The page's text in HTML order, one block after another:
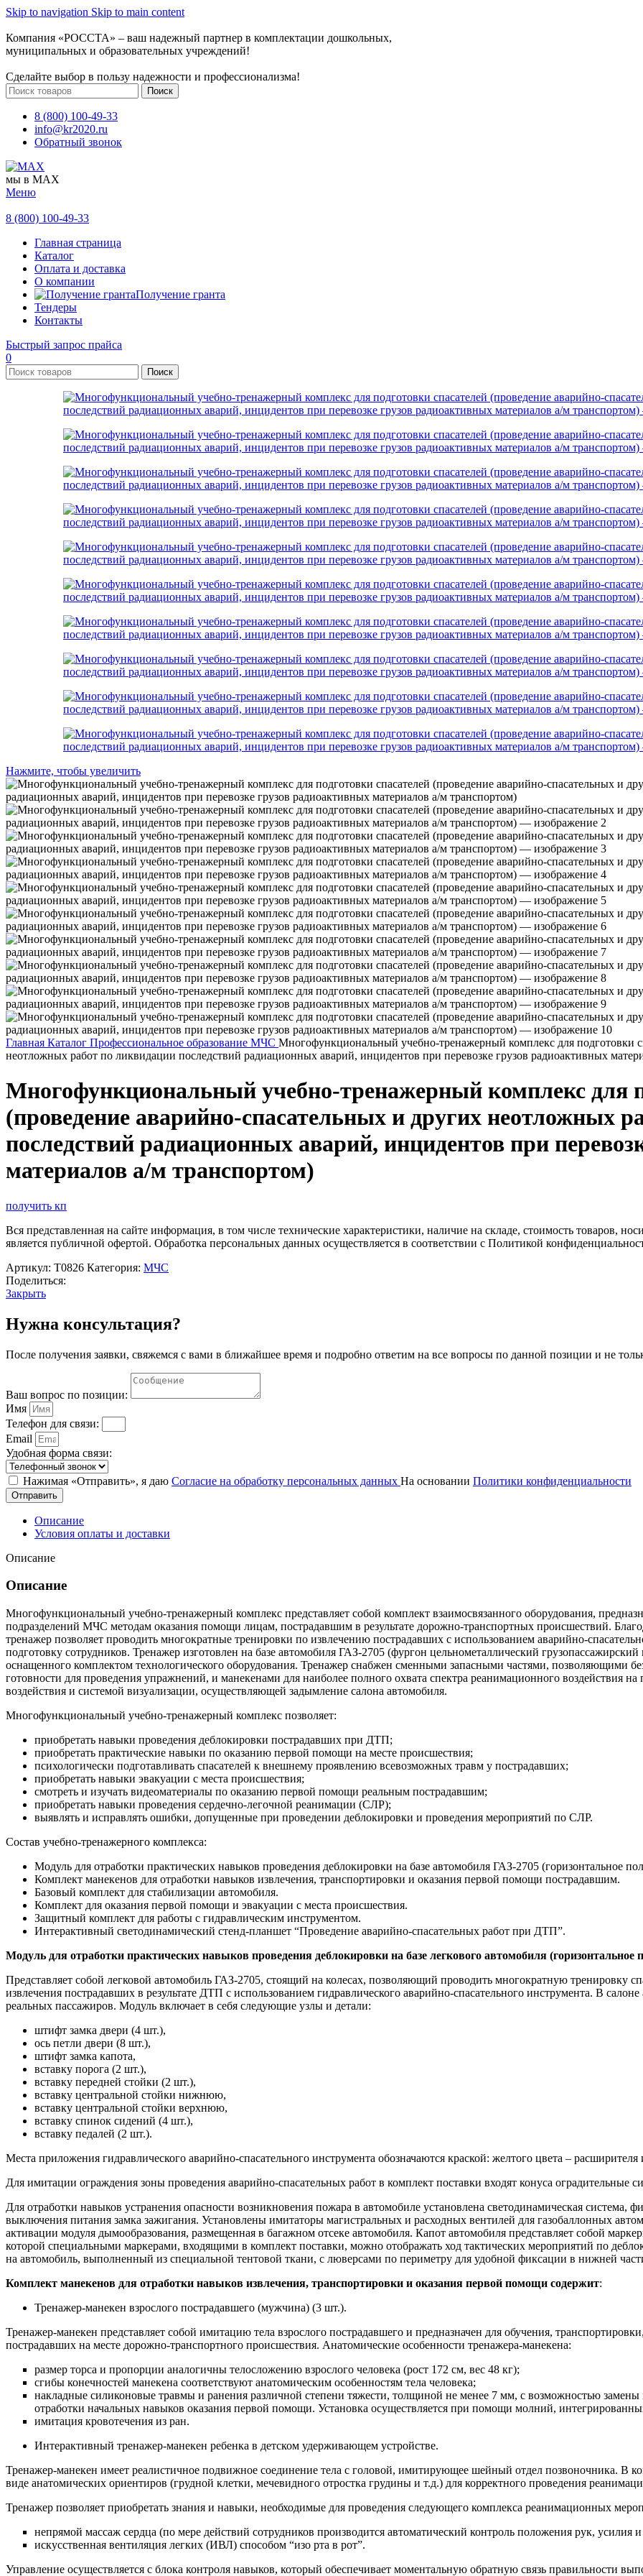
Skip to navigation Skip to main content
Компания «РОССТА» – ваш надежный партнер в комплектации дошкольных,
муниципальных и образовательных учреждений!
Сделайте выбор в пользу надежности и профессионализма!
Поиск
8 (800) 100-49-33
info@kr2020.ru
Обратный звонок
мы в MAX
Меню
8 (800) 100-49-33
Главная страница
Каталог
Оплата и доставка
О компании
Получение гранта
Тендеры
Контакты
Быстрый запрос прайса
0
Поиск
Нажмите, чтобы увеличить
Главная Каталог Профессиональное образование МЧС Многофункциональный учебно-тренажерный комплекс для подготовки
неотложных работ по ликвидации последствий радиационных аварий, инцидентов при перевозке грузов радиоактивных
Многофункциональный учебно-тренажерный комплекс для
(проведение аварийно-спасательных и других неотложных
последствий радиационных аварий, инцидентов при
материалов а/м транспортом)
получить кп
Вся представленная на сайте информация, в том числе технические характеристики, наличие на складе, стоимость товаров,
является публичной офертой. Обработка персональных данных осуществляется в соответствии с Политикой
Артикул: Т0826 Категория: МЧС
Поделиться:
Закрыть
Нужна консультация?
После получения заявки, свяжемся с вами в ближайшее время и подробно ответим на все вопросы по данной позиции и не
Ваш вопрос по позиции:
Имя
Телефон для связи:
Email
Удобная форма связи:
Нажимая «Отправить», я даю Согласие на обработку персональных данных На основании Политики конфиденциальности
Отправить
Описание
Условия оплаты и доставки
Описание
Описание
Многофункциональный учебно-тренажерный комплекс представляет собой комплект взаимосвязанного оборудования,
подразделений МЧС методам оказания помощи лицам, пострадавшим в результате дорожно-транспортных происшествий.
тренажер позволяет проводить многократные тренировки по извлечению пострадавших с использованием аварийно-
подготовку сотрудников. Тренажер изготовлен на базе автомобиля ГАЗ-2705 (фургон цельнометаллический
оснащенного комплектом технологического оборудования. Тренажер снабжен сменными запасными частями, позволяющими
готовности для проведения упражнений, и манекенами для наиболее полного охвата спектра реанимационного воздействия
воздействия и системой визуализации, осуществляющей задымление салона автомобиля.
Многофункциональный учебно-тренажерный комплекс позволяет:
приобретать навыки проведения деблокировки пострадавших при ДТП;
приобретать практические навыки по оказанию первой помощи на месте происшествия;
психологически подготавливать спасателей к внешнему проявлению всевозможных травм у пострадавших;
приобретать навыки эвакуации с места происшествия;
смотреть и изучать видеоматериалы по оказанию первой помощи реальным пострадавшим;
приобретать навыки проведения сердечно-легочной реанимации (СЛР);
выявлять и исправлять ошибки, допущенные при проведении деблокировки и проведения мероприятий по СЛР.
Состав учебно-тренажерного комплекса:
Модуль для отработки практических навыков проведения деблокировки на базе автомобиля ГАЗ-2705 (горизонтальное
Комплект манекенов для отработки навыков извлечения, транспортировки и оказания первой помощи пострадавшим.
Базовый комплект для стабилизации автомобиля.
Комплект для оказания первой помощи и эвакуации с места происшествия.
Защитный комплект для работы с гидравлическим инструментом.
Интерактивный светодинамический стенд-планшет “Проведение аварийно-спасательных работ при ДТП”.
Модуль для отработки практических навыков проведения деблокировки на базе легкового автомобиля (горизонтальное
Представляет собой легковой автомобиль ГАЗ-2705, стоящий на колесах, позволяющий проводить многократную тренировку
извлечения пострадавших в результате ДТП с использованием гидравлического аварийно-спасательного инструмента. В
реальных пассажиров. Модуль включает в себя следующие узлы и детали:
штифт замка двери (4 шт.),
ось петли двери (8 шт.),
штифт замка капота,
вставку порога (2 шт.),
вставку передней стойки (2 шт.),
вставку центральной стойки нижнюю,
вставку центральной стойки верхнюю,
вставку спинок сидений (4 шт.),
вставку педалей (2 шт.).
Места приложения гидравлического аварийно-спасательного инструмента обозначаются краской: желтого цвета – расширителя
Для имитации ограждения зоны проведения аварийно-спасательных работ в комплект поставки входят конуса оградительные
Для отработки навыков устранения опасности возникновения пожара в автомобиле установлена светодинамическая система,
выключения питания замка зажигания. Установлены имитаторы магистральных и расходных вентилей для газобаллонных
активации модуля дымообразования, размещенная в багажном отсеке автомобиля. Капот автомобиля представляет собой
которой специальными маркерами, входящими в комплект поставки, можно отображать ход тактических мероприятий по
на автомобиль, выполненный из специальной тентовой ткани, с люверсами по периметру для удобной фиксации в нижней
Комплект манекенов для отработки навыков извлечения, транспортировки и оказания первой помощи содержит:
Тренажер-манекен взрослого пострадавшего (мужчина) (3 шт.).
Тренажер-манекен представляет собой имитацию тела взрослого пострадавшего и предназначен для обучения,
пострадавших на месте дорожно-транспортного происшествия. Анатомические особенности тренажера-манекена:
размер торса и пропорции аналогичны телосложению взрослого человека (рост 172 см, вес 48 кг);
сгибы конечностей манекена соответствуют анатомическим особенностям тела человека;
накладные силиконовые травмы и ранения различной степени тяжести, толщиной не менее 7 мм, с возможностью замены
отработки начальных навыков оказания первой помощи. Установка осуществляется при помощи молний,
имитация кровотечения из ран.
Интерактивный тренажер-манекен ребенка в детском удерживающем устройстве.
Тренажер-манекен имеет реалистичное подвижное соединение тела с головой, имитирующее шейный отдел позвоночника. В
виде анатомических ориентиров (грудной клетки, мечевидного отростка грудины и т.д.) для корректного проведения
Тренажер позволяет приобретать знания и навыки, необходимые для проведения следующего комплекса реанимационных
непрямой массаж сердца (по мере действий сотрудников производится автоматический контроль положения рук, усилия
искусственная вентиляция легких (ИВЛ) способом “изо рта в рот”.
Управление осуществляется с блока контроля навыков, который обеспечивает моментальную обратную связь правильности